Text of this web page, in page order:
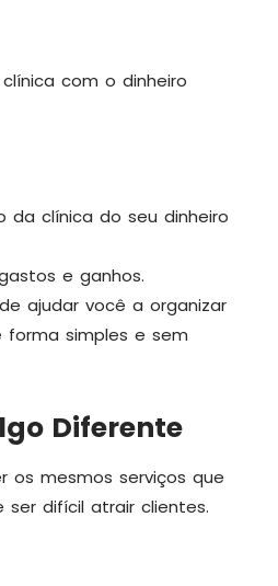
com o dinheiro
da clínica do seu dinheiro
e ganhos.
ajudar você a organizar
forma simples e sem
Diferente
os mesmos serviços que
difícil atrair clientes.